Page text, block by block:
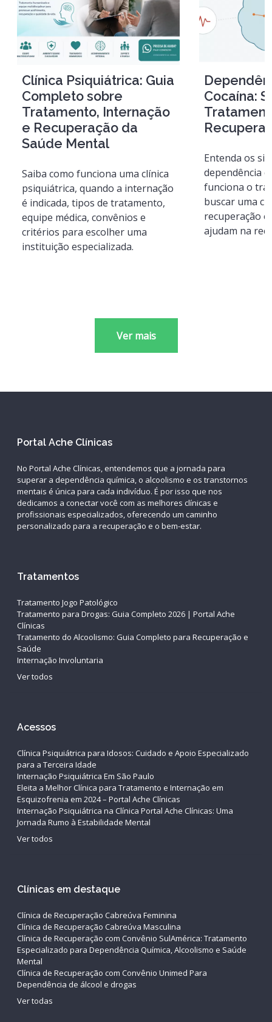
Clínica Psiquiátrica: Guia
Completo sobre
Tratamento, Internação
e Recuperação da
Saúde Mental
Saiba como funciona uma clínica
psiquiátrica, quando a internação
é indicada, tipos de tratamento,
equipe médica, convênios e
critérios para escolher uma
instituição especializada.
Cocaína:
Entenda os
dependência
funciona o
buscar uma
recuperação
ajudam na
Ver mais
Portal Ache Clínicas
No Portal Ache Clínicas, entendemos que a jornada para
superar a dependência química, o alcoolismo e os transtornos
mentais é única para cada indivíduo. É por isso que nos
dedicamos a conectar você com as melhores clínicas e
profissionais especializados, oferecendo um caminho
personalizado para a recuperação e o bem-estar.
Tratamentos
Tratamento Jogo Patológico
Tratamento para Drogas: Guia Completo 2026 | Portal Ache
Clínicas
Tratamento do Alcoolismo: Guia Completo para Recuperação e
Saúde
Internação Involuntaria
Ver todos
Acessos
Clínica Psiquiátrica para Idosos: Cuidado e Apoio Especializado
para a Terceira Idade
Internação Psiquiátrica Em São Paulo
Eleita a Melhor Clínica para Tratamento e Internação em
Esquizofrenia em 2024 – Portal Ache Clínicas
Internação Psiquiátrica na Clínica Portal Ache Clínicas: Uma
Jornada Rumo à Estabilidade Mental
Ver todos
Clínicas em destaque
Clínica de Recuperação Cabreúva Feminina
Clínica de Recuperação Cabreúva Masculina
Clínica de Recuperação com Convênio SulAmérica: Tratamento
Especializado para Dependência Química, Alcoolismo e Saúde
Mental
Clínica de Recuperação com Convênio Unimed Para
Dependência de álcool e drogas
Ver todas